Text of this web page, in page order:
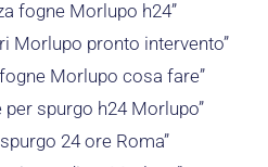
fogne Morlupo h24”
Morlupo pronto intervento”
Morlupo cosa fare”
per spurgo h24 Morlupo”
24 ore Roma”